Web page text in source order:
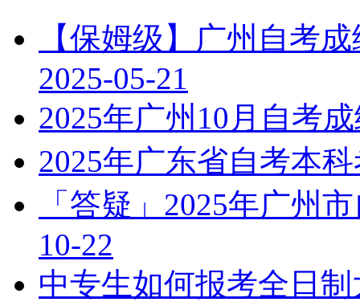
【保姆级】广州自考
2025-05-21
2025年广州10月自考
2025年广东省自考本
「答疑」2025年广州
10-22
中专生如何报考全日